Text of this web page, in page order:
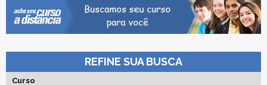
REFINE SUA BUSCA
Curso